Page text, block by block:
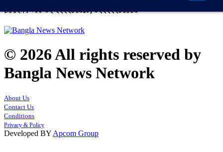
মোবাইল : +৮৮ ০২ ২২২২৪৬৯১৮, ০২২২২২৪৬৪৪৯
© 2026 All rights reserved by
Bangla News Network
About Us
Contact Us
Conditions
Privacy & Policy
Developed BY Apcom Group